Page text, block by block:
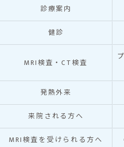
診療案内
健診
MRI検査・CT検査
発熱外来
来院される方へ
MRI検査を受けられる方へ